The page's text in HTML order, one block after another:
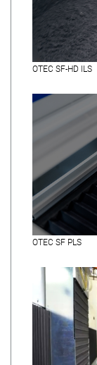
OTEC SF-HD ILS
OTEC SF PLS